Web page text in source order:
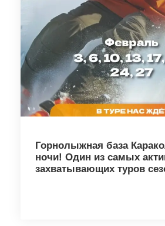
Горнолыжная база
ночи! Один из самых
захватывающих туров